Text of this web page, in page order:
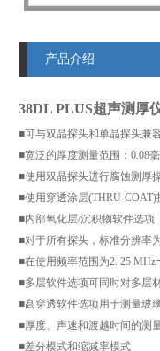
产品介绍
38DL PLUS超声测厚
■可与双晶探头和单晶探头兼
■宽泛的厚度测量范围：0.08
■使用双晶探头进行腐蚀测厚
■使用穿透涂层(THRU-
■内部氧化层/沉积物软件选项
■对于所有探头，标准分辨率
■在使用频率范围为2. 25
■多层软件选项可同时对多层
■髙穿透软件选项用于测量玻
■厚度、声速和渡越时间的测
■差分模式和缩减率模式